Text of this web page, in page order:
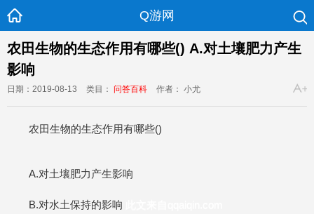
Q游网
农田生物的生态作用有哪些() A.对土壤肥力产生
影响
日期：2019-08-13 类目： 问答百科 作者： 小尤
农田生物的生态作用有哪些()
A.对土壤肥力产生影响
B.对水土保持的影响